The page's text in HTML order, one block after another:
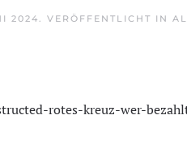
2024. VERÖFFENTLICHT IN
rotes-kreuz-wer-